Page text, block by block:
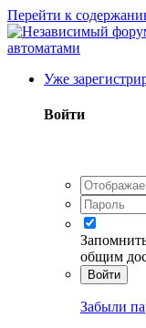
Перейти к
Уже
Войти
общим
Войти
Забыли